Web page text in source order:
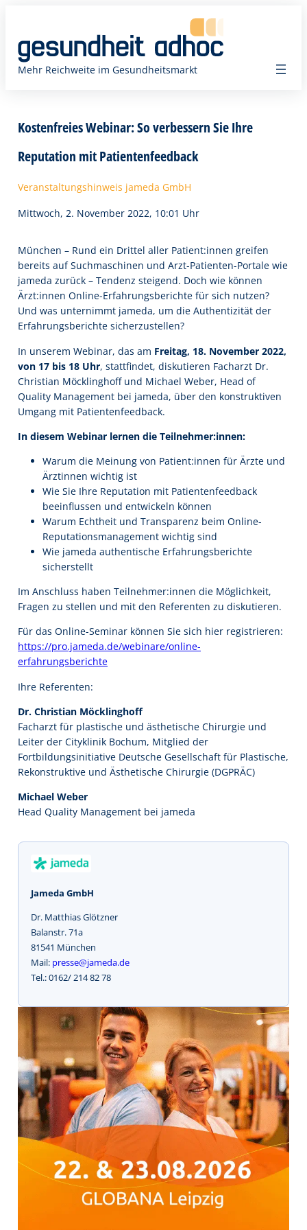
springen
Mehr Reichweite im Gesundheitsmarkt
Kostenfreies Webinar: So verbessern Sie Ihre
Reputation mit Patientenfeedback
Veranstaltungshinweis jameda GmbH
Mittwoch, 2. November 2022, 10:01 Uhr
München – Rund ein Drittel aller Patient:innen greifen
bereits auf Suchmaschinen und Arzt-Patienten-Portale wie
jameda zurück – Tendenz steigend. Doch wie können
Ärzt:innen Online-Erfahrungsberichte für sich nutzen?
Und was unternimmt jameda, um die Authentizität der
Erfahrungsberichte sicherzustellen?
In unserem Webinar, das am Freitag, 18. November 2022,
von 17 bis 18 Uhr, stattfindet, diskutieren Facharzt Dr.
Christian Möcklinghoff und Michael Weber, Head of
Quality Management bei jameda, über den konstruktiven
Umgang mit Patientenfeedback.
In diesem Webinar lernen die Teilnehmer:innen:
Warum die Meinung von Patient:innen für Ärzte und
Ärztinnen wichtig ist
Wie Sie Ihre Reputation mit Patientenfeedback
beeinflussen und entwickeln können
Warum Echtheit und Transparenz beim Online-
Reputationsmanagement wichtig sind
Wie jameda authentische Erfahrungsberichte
sicherstellt
Im Anschluss haben Teilnehmer:innen die Möglichkeit,
Fragen zu stellen und mit den Referenten zu diskutieren.
Für das Online-Seminar können Sie sich hier registrieren:
https://pro.jameda.de/webinare/online-
erfahrungsberichte
Ihre Referenten:
Dr. Christian Möcklinghoff
Facharzt für plastische und ästhetische Chirurgie und
Leiter der Cityklinik Bochum, Mitglied der
Fortbildungsinitiative Deutsche Gesellschaft für Plastische,
Rekonstruktive und Ästhetische Chirurgie (DGPRÄC)
Michael Weber
Head Quality Management bei jameda
Jameda GmbH
Dr. Matthias Glötzner
Balanstr. 71a
81541 München
Mail: presse@jameda.de
Tel.: 0162/ 214 82 78